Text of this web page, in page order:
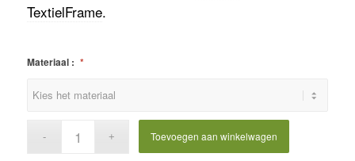
TextielFrame.
Materiaal : *
Toevoegen aan winkelwagen